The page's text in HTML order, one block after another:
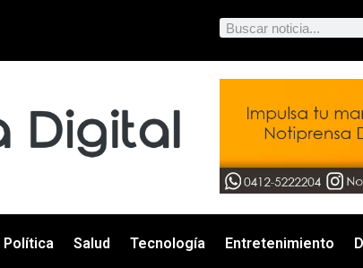
Política Salud Tecnología Entretenimiento